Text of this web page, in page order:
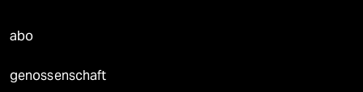
abo
genossenschaft